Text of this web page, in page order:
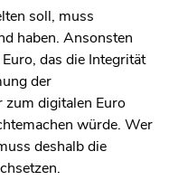
soll, muss
haben. Ansonsten
das die Integrität
der
zum digitalen Euro
würde. Wer
deshalb die